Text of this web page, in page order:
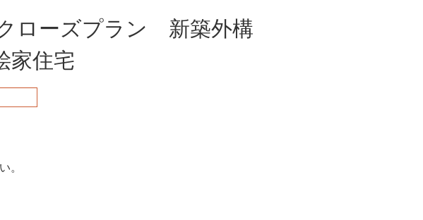
ローズプラン 新築外構
家住宅
。